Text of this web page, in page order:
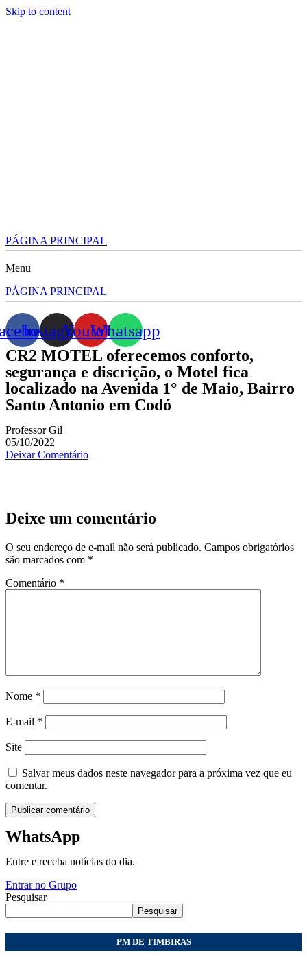
Skip to content
PÁGINA PRINCIPAL
Menu
PÁGINA PRINCIPAL
InstagramYoutubeWhatsapp
CR2 MOTEL oferecemos conforto,
segurança e discrição, o Motel fica
localizado na Avenida 1° de Maio, Bairro
Santo Antonio em Codó
Professor Gil
05/10/2022
Deixar Comentário
Deixe um comentário
O seu endereço de e-mail não será publicado. Campos obrigatórios
são marcados com *
Comentário *
Nome *
E-mail *
Site
Salvar meus dados neste navegador para a próxima vez que eu
comentar.
WhatsApp
Entre e receba notícias do dia.
Entrar no Grupo
Pesquisar
Pesquisar
PM DE TIMBIRAS